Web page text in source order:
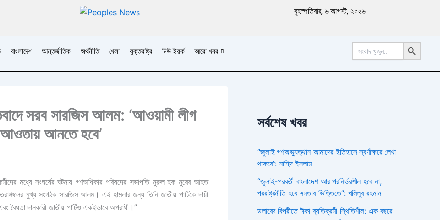
বৃহস্পতিবার, ৬ আগস্ট, ২০২৬
বাংলাদেশ আন্তর্জাতিক অর্থনীতি খেলা যুক্তরাষ্ট্র নিউ ইয়র্ক আরো খবর
Search
for:
Search Button
সরব সারজিস আলম: ‘আওয়ামী লীগ
আওতায় আনতে হবে’
মধ্যে সংঘর্ষের ঘটনায় গণঅধিকার পরিষদের সভাপতি নুরুল হক নুরের আহত
মুখ্য সংগঠক সারজিস আলম। এই হামলার জন্য তিনি জাতীয় পার্টিকে দায়ী
বৈধতা দানকারী জাতীয় পার্টিও একইভাবে অপরাধী।”
সর্বশেষ খবর
“জুলাই গণঅভ্যুত্থান আমাদের ইতিহাসে স্বর্ণাক্ষরে লেখা
থাকবে”: নাহিদ ইসলাম
“জুলাই-পরবর্তী বাংলাদেশ আর পরনির্ভরশীল হবে না,
পররাষ্ট্রনীতি হবে সমতার ভিত্তিতে”: খলিলুর রহমান
ডলারের বিপরীতে টাকা ব্যতিক্রমী স্থিতিশীল: এক বছরে